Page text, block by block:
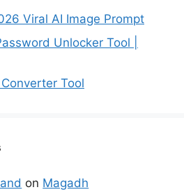
Viral AI Image Prompt
Unlocker Tool |
Tool
on Magadh